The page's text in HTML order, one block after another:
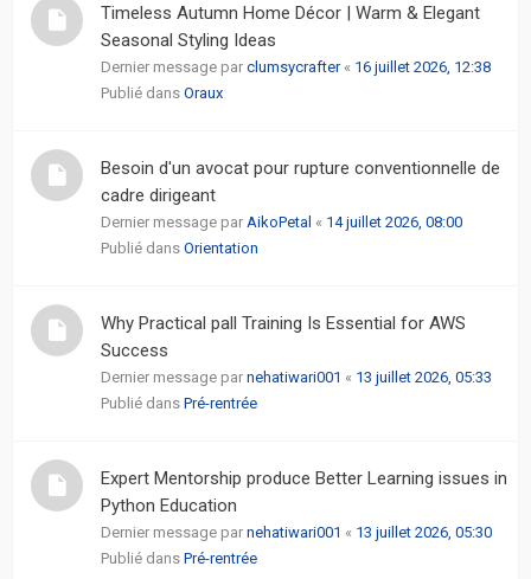
Timeless Autumn Home Décor | Warm & Elegant
Seasonal Styling Ideas
Dernier message par clumsycrafter« 16 juillet 2026, 12:38
Publié dans Oraux
Besoin d'un avocat pour rupture conventionnelle de
cadre dirigeant
Dernier message par AikoPetal « 14 juillet 2026, 08:00
Publié dans Orientation
Why Practical pall Training Is Essential for AWS
Success
Dernier message par nehatiwari001 « 13 juillet 2026, 05:33
Publié dans Pré-rentrée
Expert Mentorship produce Better Learning issues in
Python Education
Dernier message par nehatiwari001 « 13 juillet 2026, 05:30
Publié dans Pré-rentrée